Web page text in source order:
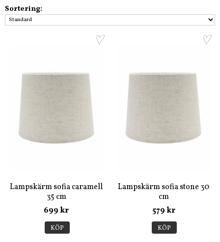
Sortering:
Lampskärm sofia caramell
35 cm
699 kr
KÖP
Lampskärm sofia stone 30
cm
579 kr
KÖP